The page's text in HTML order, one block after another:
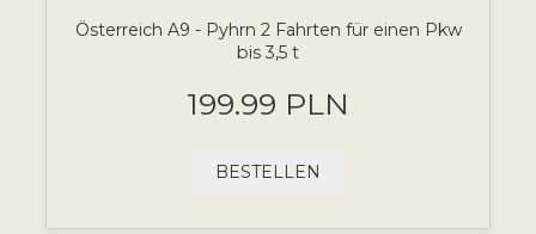
Österreich A9 - Pyhrn 2 Fahrten für einen Pkw
bis 3,5 t
199.99 PLN
BESTELLEN